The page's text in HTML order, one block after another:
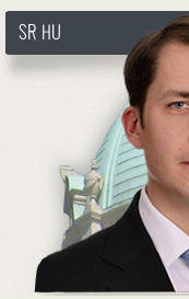
http://
SR HU